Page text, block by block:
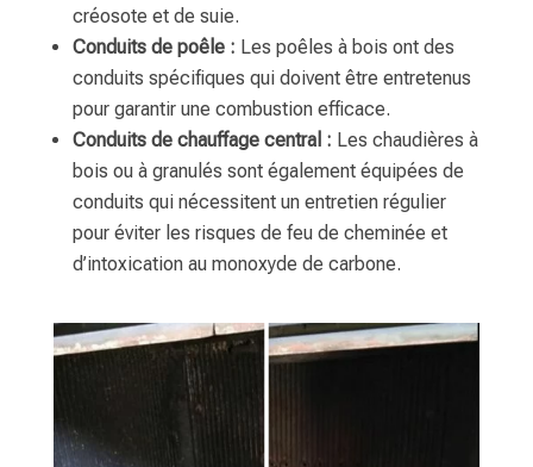
créosote et de suie.
Conduits de poêle : Les poêles à bois ont des
conduits spécifiques qui doivent être entretenus
pour garantir une combustion efficace.
Conduits de chauffage central : Les chaudières à
bois ou à granulés sont également équipées de
conduits qui nécessitent un entretien régulier
pour éviter les risques de feu de cheminée et
d’intoxication au monoxyde de carbone.